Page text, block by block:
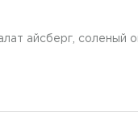
айсберг, соленый